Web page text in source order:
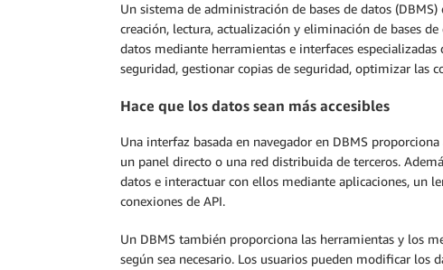
Un sistema de administración de bases de datos
creación, lectura, actualización y eliminación de bases
datos mediante herramientas e interfaces
seguridad, gestionar copias de seguridad, optimizar las
Hace que los datos sean más accesibles
Una interfaz basada en navegador en DBMS
un panel directo o una red distribuida de terceros.
datos e interactuar con ellos mediante aplicaciones, un
conexiones de API.
Un DBMS también proporciona las herramientas y los
según sea necesario. Los usuarios pueden modificar los